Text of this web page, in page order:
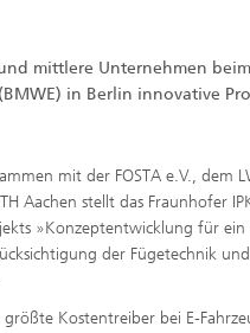
mittlere Unternehmen
in Berlin innovative
mit der FOSTA e.V., dem
Aachen stellt das Fraunhofer
»Konzeptentwicklung für
der Fügetechnik
größte Kostentreiber bei E-